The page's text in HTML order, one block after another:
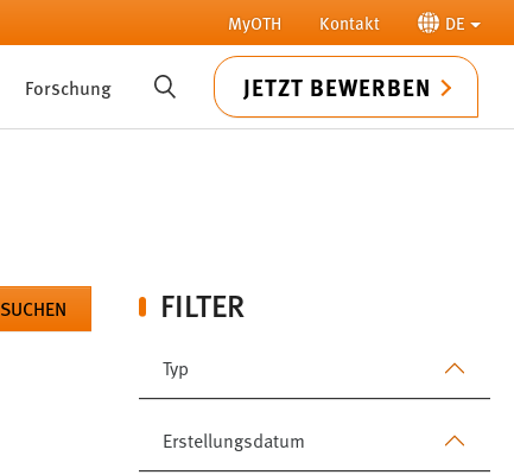
MyOTH Kontakt DE
Forschung SUCHE JETZT BEWERBEN
FILTER
Typ
Erstellungsdatum
SUCHEN